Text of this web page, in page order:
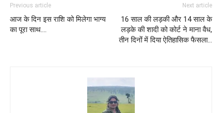
Previous article
आज के दिन इस राशि को मिलेगा भाग्य
का पूरा साथ….
Next article
16 साल की लड़की और 14 साल के
लड़के की शादी को कोर्ट ने माना वैध,
तीन दिनोंं में दिया ऐतिहासिक फैसला…